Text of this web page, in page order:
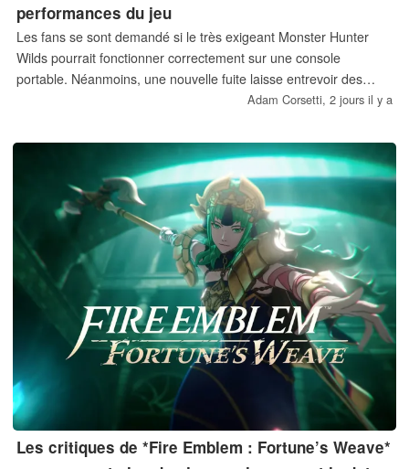
performances du jeu
Les fans se sont demandé si le très exigeant Monster Hunter
Wilds pourrait fonctionner correctement sur une console
portable. Néanmoins, une nouvelle fuite laisse entrevoir des
objectifs de performances ambitieux sur la console de Nintendo.
résolution dynamique allant de 1080p à 1440p lorsque la
console est connectée à sa station d'accueil.
Adam Corsetti, 2 jours il y a
Les critiques de *Fire Emblem : Fortune’s Weave*